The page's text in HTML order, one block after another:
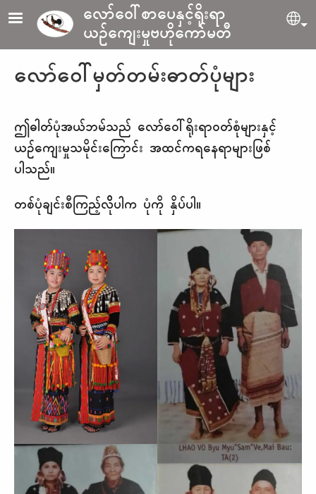
Skip to main contentလော်ဝေါ်စာပေနှင့်ရိုးရာ
ယဉ်ကျေးမှုဗဟိုကော်မတီ
လော်ဝေါ်မှတ်တမ်းဓာတ်ပုံများ
ဤဓါတ်ပုံအယ်ဘမ်သည် လော်ဝေါ်ရိုးရာဝတ်စုံများနှင့်
ယဉ်ကျေးမှုသမိုင်းကြောင်း အထင်ကရနေရာများဖြစ်
ပါသည်။
တစ်ပုံချင်းစီကြည့်လိိုပါက ပုံကို နှိပ်ပါ။